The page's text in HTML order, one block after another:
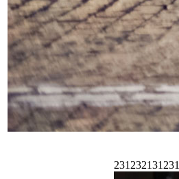
231232131231